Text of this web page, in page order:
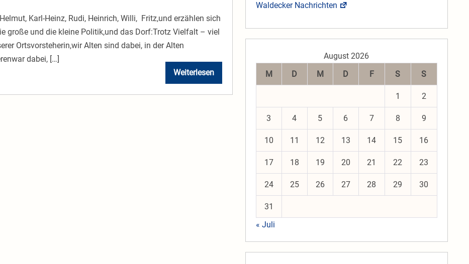
Karl-Heinz, Rudi, Heinrich, Willi, Fritz,und erzählen sich
große und die kleine Politik,und das Dorf:Trotz Vielfalt – viel
Ortsvorsteherin,wir Alten sind dabei, in der Alten
dabei, […]
Weiterlesen
2024
16.
Seniorengemeinschaft
Waldecker Nachrichten
August 2026
M
D M D F S S
1 2
3 4 5 6 7 8 9
10 11 12 13 14 15 16
17 18 19 20 21 22 23
24 25 26 27 28 29 30
31
« Juli